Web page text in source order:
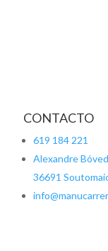
CONTACTO
619 184 221
Alexandre
36691